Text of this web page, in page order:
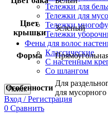
Тележки для
Тележки для
Тележки
Тележки
Фены для волос
Классические
С настенным
Со шлангом
Поиск
Вход / Регистрация
0 Сравнить
Цвет
крышки
Зеленый
Форма
Особенности
Для
для